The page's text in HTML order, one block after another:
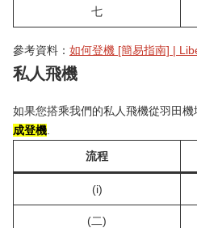
七
參考資料： 如何登機 [簡易指南] |
私人飛機
如果您搭乘我們的私人飛機從羽田機
成登機
流程
(i)
(二)